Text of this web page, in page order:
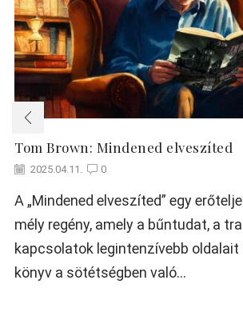
Tom Brown: Mindened elveszíted
2025.04.11. 0
A „Mindened elveszíted” egy
mély regény, amely a bűntudat, a
kapcsolatok legintenzívebb oldalait
könyv a sötétségben való...